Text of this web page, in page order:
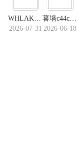
WHLAKERS
2026-07-31
蕃墙c44c．us
2026-06-18